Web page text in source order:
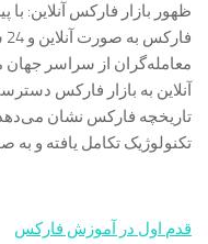
ظهور بازار فارکس آنلاین: با
معامله‌گران از سراسر جهان
آنلاین به بازار فارکس
تاریخچه فارکس نشان می‌دهد
تکنولوژیک تکامل یافته و
قدم اول در آموزش فارکس